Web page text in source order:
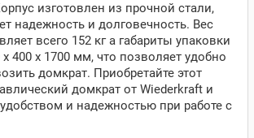
изготовлен из прочной стали,
надежность и долговечность. Вес
всего 152 кг а габариты упаковки
400 x 1700 мм, что позволяет удобно
домкрат. Приобретайте этот
домкрат от Wiederkraft и
и надежностью при работе с